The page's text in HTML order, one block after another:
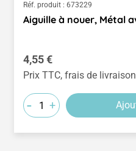
Réf. produit : 673229
Aiguille à nouer, Métal
Prix régulier :
4,55 €
Prix TTC, frais de
- +